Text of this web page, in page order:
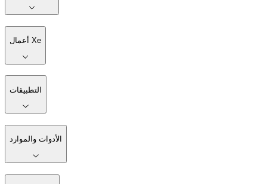
أعمال Xe
التطبيقات
الأدوات والموارد